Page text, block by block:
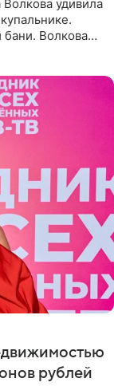
удивила
бани. Волкова
рублей